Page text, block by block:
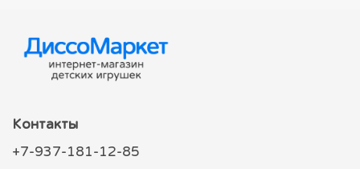
Контакты
+7-937-181-12-85